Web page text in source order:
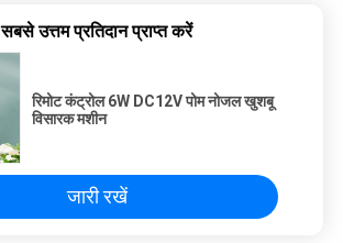
सबसे उत्तम प्रतिदान प्राप्त करें
रिमोट कंट्रोल 6W DC12V पोम नोजल खुशबू
विसारक मशीन
जारी रखें